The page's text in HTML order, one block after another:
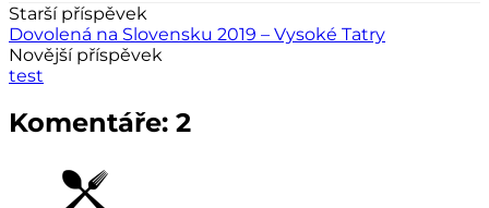
Navigace
příspěvku
Starší příspěvek
Dovolená na Slovensku 2019 – Vysoké Tatry
Novější příspěvek
test
Komentáře: 2